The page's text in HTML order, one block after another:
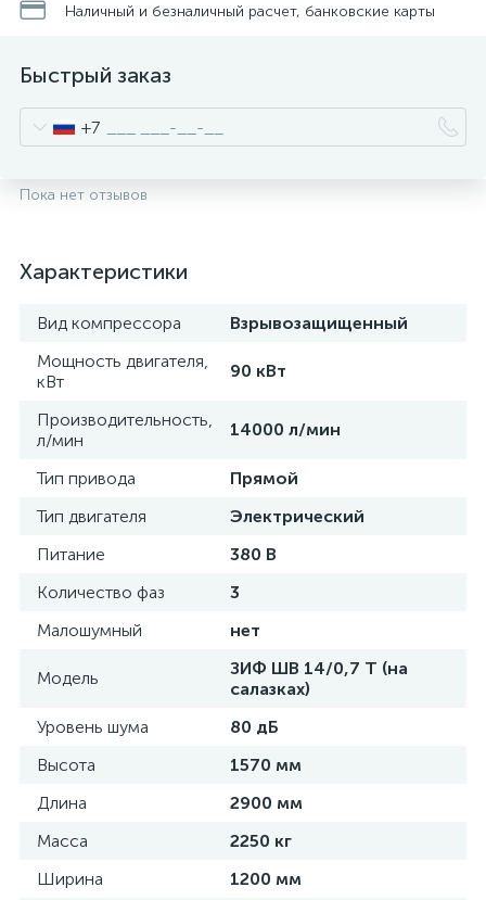
Наличный и безналичный расчет, банковские карты
Быстрый заказ
+7
Пока нет отзывов
Характеристики
Вид компрессора
Взрывозащищенный
Мощность двигателя,
кВт
90 кВт
Производительность,
л/мин
14000 л/мин
Тип привода
Прямой
Тип двигателя
Электрический
Питание
380 В
Количество фаз
3
Малошумный
нет
Модель
ЗИФ ШВ 14/0,7 Т (на
салазках)
Уровень шума
80 дБ
Высота
1570 мм
Длина
2900 мм
Масса
2250 кг
Ширина
1200 мм